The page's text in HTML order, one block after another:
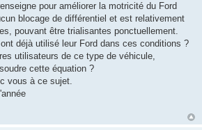
pour améliorer la motricité du Ford
blocage de différentiel et est relativement
pouvant être trialisantes ponctuellement.
déjà utilisé leur Ford dans ces conditions ?
utilisateurs de ce type de véhicule,
cette équation ?
vous à ce sujet.